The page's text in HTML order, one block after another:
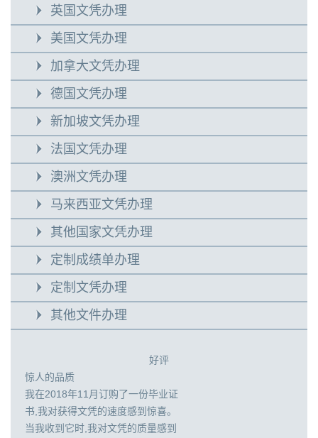
英国文凭办理
美国文凭办理
加拿大文凭办理
德国文凭办理
新加坡文凭办理
法国文凭办理
澳洲文凭办理
马来西亚文凭办理
其他国家文凭办理
定制成绩单办理
定制文凭办理
其他文件办理
好评
惊人的品质
我在2018年11月订购了一份毕业证
书,我对获得文凭的速度感到惊喜。
当我收到它时,我对文凭的质量感到